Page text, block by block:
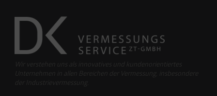
Wir verstehen uns als innovatives und kundenorientiertes
Unternehmen in allen Bereichen der Vermessung, insbesondere
der Industrievermessung.